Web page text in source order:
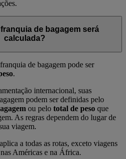
de bagagem será
calculada?
de bagagem pode ser
.
internacional, suas
podem ser definidas pelo
ou pelo total de peso que
As regras dependem do lugar de
viagem.
a todas as rotas, exceto viagens
Américas e na África.